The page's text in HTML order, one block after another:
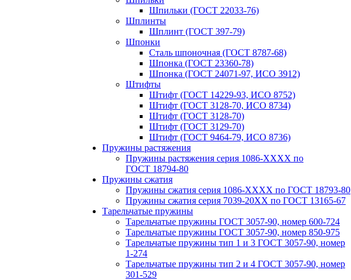
Шпильки (ГОСТ 22033-76)
Шплинты
Шплинт (ГОСТ 397-79)
Шпонки
Сталь шпоночная (ГОСТ 8787-68)
Шпонка (ГОСТ 23360-78)
Шпонка (ГОСТ 24071-97, ИСО 3912)
Штифты
Штифт (ГОСТ 14229-93, ИСО 8752)
Штифт (ГОСТ 3128-70, ИСО 8734)
Штифт (ГОСТ 3128-70)
Штифт (ГОСТ 3129-70)
Штифт (ГОСТ 9464-79, ИСО 8736)
Пружины растяжения
Пружины растяжения серия 1086-ХХХХ по
ГОСТ 18794‑80
Пружины сжатия
Пружины сжатия серия 1086-ХХХХ по ГОСТ 18793‑80
Пружины сжатия серия 7039-20ХХ по ГОСТ 13165‑67
Тарельчатые пружины
Тарельчатые пружины ГОСТ 3057-90, номер 600-724
Тарельчатые пружины ГОСТ 3057-90, номер 850-975
Тарельчатые пружины тип 1 и 3 ГОСТ 3057-90, номер
1-274
Тарельчатые пружины тип 2 и 4 ГОСТ 3057-90, номер
301-529